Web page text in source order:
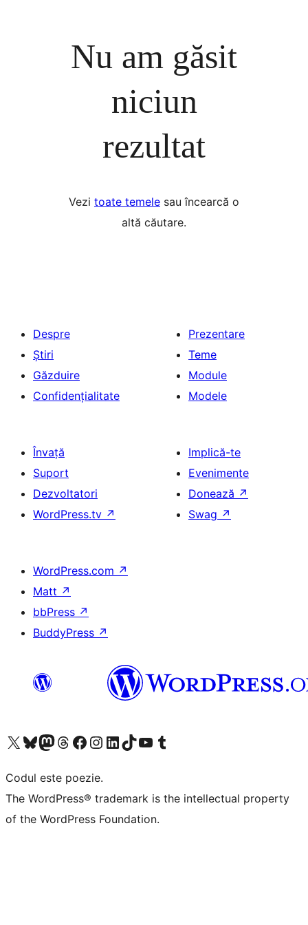
Nu am găsit
niciun
rezultat
Vezi toate temele sau încearcă o
altă căutare.
Despre
Știri
Găzduire
Confidențialitate
Prezentare
Teme
Module
Modele
Învață
Suport
Dezvoltatori
WordPress.tv ↗
Implică-te
Evenimente
Donează ↗
Swag ↗
WordPress.com ↗
Matt ↗
bbPress ↗
BuddyPress ↗
Mergi la contul nostru X (fost Twitter)
Vizitează contul nostru Bluesky
Vizitează contul nostru Mastodon
Vizitează contul nostru Threads
Vizitează pagina noastră Facebook
Vizitează-ne pe Instagram
Vizitează-ne pe LinkedIn
Vizitează contul nostru TikTok
Vizitează canalul nostru YouTube
Vizitează contul nostru Tumblr
Codul este poezie.
The WordPress® trademark is the intellectual property
of the WordPress Foundation.